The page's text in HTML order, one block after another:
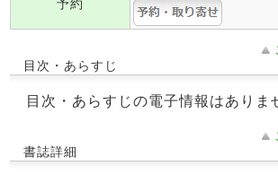
予約
目次・あらすじ
目次・あらすじの電子情報はありま
書誌詳細